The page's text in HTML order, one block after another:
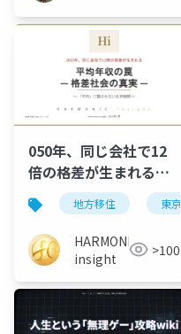
050年、同じ会社で12
倍の格差が生まれる｜
平均年収の罠
地方移住 東京
HARMONIC
insight
>100